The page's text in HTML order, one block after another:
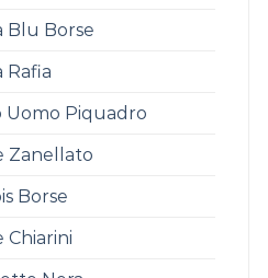
Blu Borse
Rafia
Uomo Piquadro
Zanellato
Borse
Chiarini